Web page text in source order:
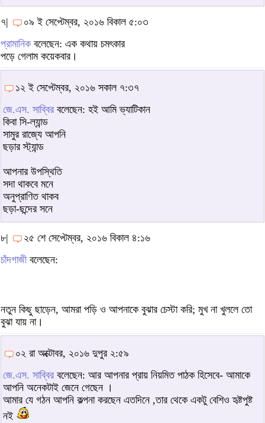
৭|
০৯ ই সেপ্টেম্বর, ২০১৬ বিকাল ৫:০৩
প্রামানিকবলেছেন: এক কথায় চমৎকার
পড়ে গেলাম কয়েকবার।
১২ ই সেপ্টেম্বর, ২০১৬ সকাল ৭:৩৭
জে.এস. সাব্বির বলেছেন: হই আমি ভ্যাটিকান
কিবা সি-ল্যান্ড
সামুর রাজ্যে আপনি
ছড়ার স্ট্যান্ড
আপনার উপস্থিতি
সদা থাকবে মনে
অনুপ্রাণিত থাকব
ছড়া-ছন্দের সনে
৮|
২৫ শে সেপ্টেম্বর, ২০১৬ বিকাল ৪:১৬
চাঁদগাজীবলেছেন:
নতুন কিছু ছাড়েন, আমরা পড়ি ও আপনাকে বুঝার চেস্টা করি; মুখ না খুললে তো
বুঝা যায় না।
০২ রা অক্টোবর, ২০১৬ দুপুর ২:৫৯
জে.এস. সাব্বির বলেছেন: আর আপনার প্রায় নিয়মিত পাঠক হিসেবে- আমাকে
আপনি অনেকটাই জেনে গেছেন ।
আমার যে গঠন আপনি কল্পনা করছেন এতদিনে ,তার থেকে একটু বেশিও হৃষ্টপুষ্ট
নই